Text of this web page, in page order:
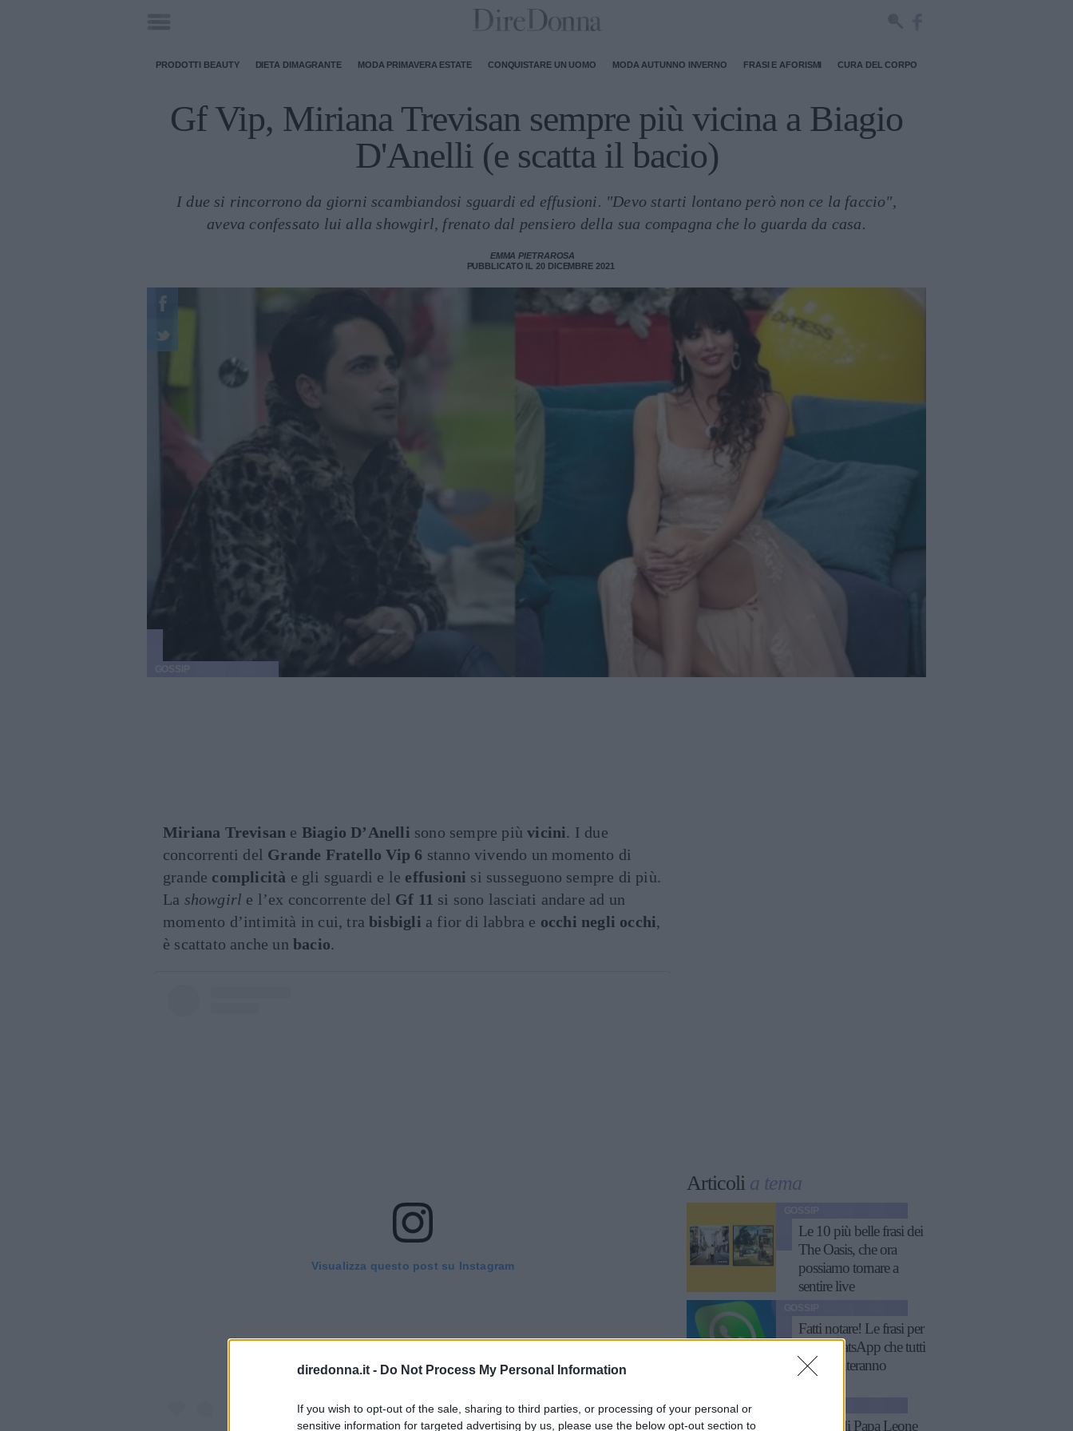
diredonna.it - Do Not Process My Personal Information
If you wish to opt-out of the sale, sharing to third parties, or processing of your personal or
sensitive information for targeted advertising by us, please use the below opt-out section to
PRODOTTI BEAUTY DIETA DIMAGRANTE MODA PRIMAVERA ESTATE CONQUISTARE UN UOMO MODA AUTUNNO INVERNO FRASI E AFORISMI CURA DEL CORPO
Gf Vip, Miriana Trevisan sempre più vicina a Biagio
D'Anelli (e scatta il bacio)
I due si rincorrono da giorni scambiandosi sguardi ed effusioni. "Devo starti lontano però non ce la faccio",
aveva confessato lui alla showgirl, frenato dal pensiero della sua compagna che lo guarda da casa.
EMMA PIETRAROSA
PUBBLICATO IL 20 DICEMBRE 2021
Miriana Trevisan e Biagio D’Anelli sono sempre piùvicini. I due
concorrenti del Grande Fratello Vip 6 stanno vivendo un momento di
grande complicità e gli sguardi e le effusioni si susseguono sempre di più.
La showgirl e l’ex concorrente del Gf 11 si sono lasciati andare ad un
momento d’intimità in cui, trabisbigli a fior di labbra e occhi negli occhi,
è scattato anche un bacio.
Visualizza questo post su Instagram
Articoli a tema
Le 10 più belle frasi dei
The Oasis, che ora
possiamo tornare a
sentire live
Fatti notare! Le frasi per
stati WhatsApp che tutti
commenteranno
11 frasi di Papa Leone